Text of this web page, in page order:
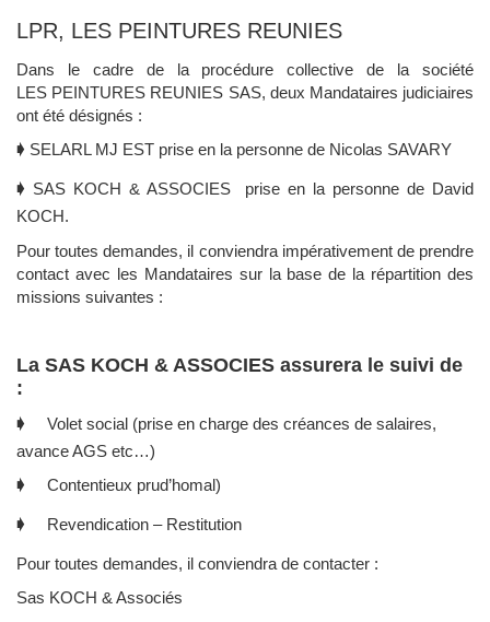
LPR, LES PEINTURES REUNIES
Dans le cadre de la procédure collective de la société
LES PEINTURES REUNIES SAS, deux Mandataires judiciaires
ont été désignés :
🡂 SELARL MJ EST prise en la personne de Nicolas SAVARY
🡂 SAS KOCH & ASSOCIES prise en la personne de David
KOCH.
Pour toutes demandes, il conviendra impérativement de prendre
contact avec les Mandataires sur la base de la répartition des
missions suivantes :
La SAS KOCH & ASSOCIES assurera le suivi de
:
🡂 Volet social (prise en charge des créances de salaires,
avance AGS etc…)
🡂 Contentieux prud’homal)
🡂 Revendication – Restitution
Pour toutes demandes, il conviendra de contacter :
Sas KOCH & Associés